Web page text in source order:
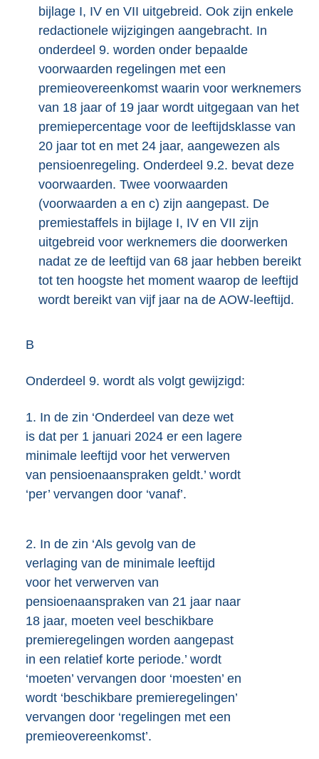
bijlage I, IV en VII uitgebreid. Ook zijn enkele
redactionele wijzigingen aangebracht. In
onderdeel 9. worden onder bepaalde
voorwaarden regelingen met een
premieovereenkomst waarin voor werknemers
van 18 jaar of 19 jaar wordt uitgegaan van het
premiepercentage voor de leeftijdsklasse van
20 jaar tot en met 24 jaar, aangewezen als
pensioenregeling. Onderdeel 9.2. bevat deze
voorwaarden. Twee voorwaarden
(voorwaarden a en c) zijn aangepast. De
premiestaffels in bijlage I, IV en VII zijn
uitgebreid voor werknemers die doorwerken
nadat ze de leeftijd van 68 jaar hebben bereikt
tot ten hoogste het moment waarop de leeftijd
wordt bereikt van vijf jaar na de AOW-leeftijd.
B
Onderdeel 9. wordt als volgt gewijzigd:
1. In de zin ‘Onderdeel van deze wet
is dat per 1 januari 2024 er een lagere
minimale leeftijd voor het verwerven
van pensioenaanspraken geldt.’ wordt
‘per’ vervangen door ‘vanaf’.
2. In de zin ‘Als gevolg van de
verlaging van de minimale leeftijd
voor het verwerven van
pensioenaanspraken van 21 jaar naar
18 jaar, moeten veel beschikbare
premieregelingen worden aangepast
in een relatief korte periode.’ wordt
‘moeten’ vervangen door ‘moesten’ en
wordt ‘beschikbare premieregelingen’
vervangen door ‘regelingen met een
premieovereenkomst’.